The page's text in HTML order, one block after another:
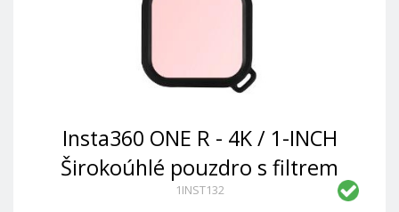
Insta360 ONE R - 4K / 1-INCH
Širokoúhlé pouzdro s filtrem
objektivu (růžový)
1INST132